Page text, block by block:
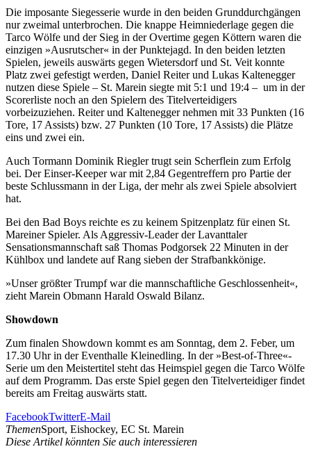
Die imposante Siegesserie wurde in den beiden Grunddurchgängen
nur zweimal unterbrochen. Die knappe Heimniederlage gegen die
Tarco Wölfe und der Sieg in der Overtime gegen Köttern waren die
einzigen »Ausrutscher« in der Punktejagd. In den beiden letzten
Spielen, jeweils auswärts gegen Wietersdorf und St. Veit konnte
Platz zwei gefestigt werden, Daniel Reiter und Lukas Kaltenegger
nutzen diese Spiele – St. Marein siegte mit 5:1 und 19:4 – um in der
Scorerliste noch an den Spielern des Titelverteidigers
vorbeizuziehen. Reiter und Kaltenegger nehmen mit 33 Punkten (16
Tore, 17 Assists) bzw. 27 Punkten (10 Tore, 17 Assists) die Plätze
eins und zwei ein.
Auch Tormann Dominik Riegler trugt sein Scherflein zum Erfolg
bei. Der Einser-Keeper war mit 2,84 Gegentreffern pro Partie der
beste Schlussmann in der Liga, der mehr als zwei Spiele absolviert
hat.
Bei den Bad Boys reichte es zu keinem Spitzenplatz für einen St.
Mareiner Spieler. Als Aggressiv-Leader der Lavanttaler
Sensationsmannschaft saß Thomas Podgorsek 22 Minuten in der
Kühlbox und landete auf Rang sieben der Strafbankkönige.
»Unser größter Trumpf war die mannschaftliche Geschlossenheit«,
zieht Marein Obmann Harald Oswald Bilanz.
Showdown
Zum finalen Showdown kommt es am Sonntag, dem 2. Feber, um
17.30 Uhr in der Eventhalle Kleinedling. In der »Best-of-Three«-
Serie um den Meistertitel steht das Heimspiel gegen die Tarco Wölfe
auf dem Programm. Das erste Spiel gegen den Titelverteidiger findet
bereits am Freitag auswärts statt.
FacebookTwitterE-Mail
ThemenSport, Eishockey, EC St. Marein
Diese Artikel könnten Sie auch interessieren